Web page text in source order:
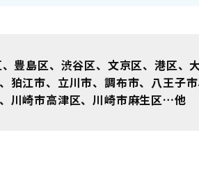
豊島区、渋谷区、文京区、港区、
江市、立川市、調布市、八王子
川崎市高津区、川崎市麻生区…他